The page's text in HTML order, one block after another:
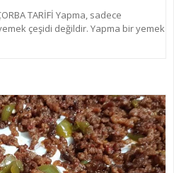
TARİFİ Yapma, sadece
çeşidi değildir. Yapma bir yemek